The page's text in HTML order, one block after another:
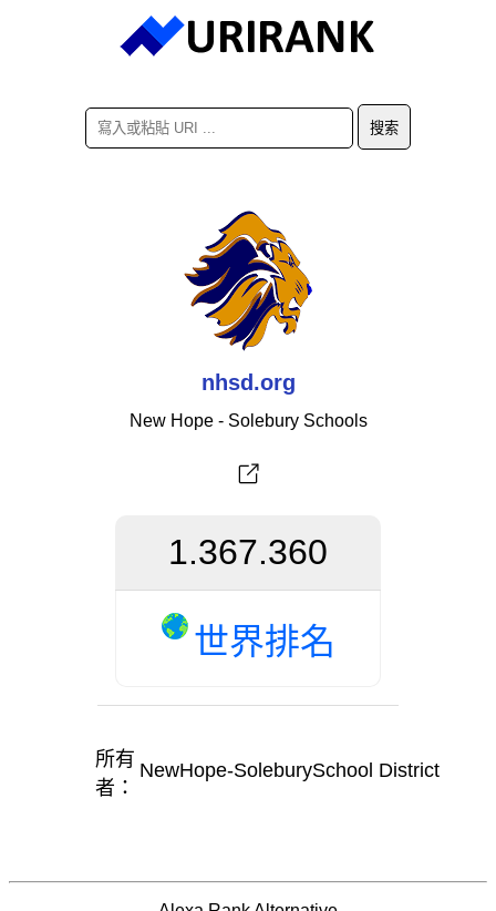
nhsd.org
New Hope - Solebury Schools
1.367.360
世界排名
所有
者：
NewHope-SoleburySchool District